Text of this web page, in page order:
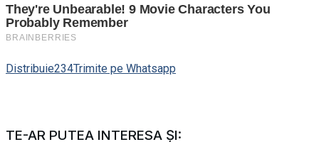
Distribuie234Trimite pe Whatsapp
TE-AR PUTEA INTERESA ȘI: